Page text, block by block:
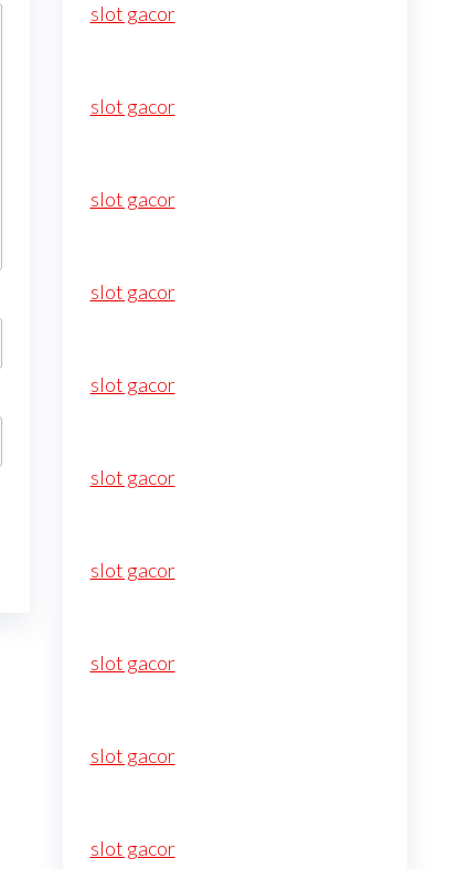
slot gacor
slot gacor
slot gacor
slot gacor
slot gacor
slot gacor
slot gacor
slot gacor
slot gacor
slot gacor